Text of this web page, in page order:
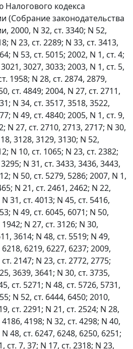
Налогового кодекса
(Собрание законодательства
2000, N 32, ст. 3340; N 52,
N 23, ст. 2289; N 33, ст. 3413,
N 53, ст. 5015; 2002, N 1, ст. 4;
3027, 3033; 2003, N 1, ст. 5,
1958; N 28, ст. 2874, 2879,
ст. 4849; 2004, N 27, ст. 2711,
N 34, ст. 3517, 3518, 3522,
N 49, ст. 4840; 2005, N 1, ст. 9,
N 27, ст. 2710, 2713, 2717; N 30,
3128, 3129, 3130; N 52,
N 10, ст. 1065; N 23, ст. 2382;
N 31, ст. 3433, 3436, 3443,
N 50, ст. 5279, 5286; 2007, N 1,
N 21, ст. 2461, 2462; N 22,
31, ст. 4013; N 45, ст. 5416,
N 49, ст. 6045, 6071; N 50,
N 27, ст. 3126; N 30,
3614; N 48, ст. 5519; N 49,
6218, 6219, 6227, 6237; 2009,
2147; N 23, ст. 2772, 2775;
3639, 3641; N 30, ст. 3735,
ст. 5271; N 48, ст. 5726, 5731,
N 52, ст. 6444, 6450; 2010,
ст. 2291; N 21, ст. 2524; N 28,
4198; N 32, ст. 4298; N 40,
48, ст. 6247, 6248, 6250, 6251;
ст. 7, 37; N 17, ст. 2318; N 23,